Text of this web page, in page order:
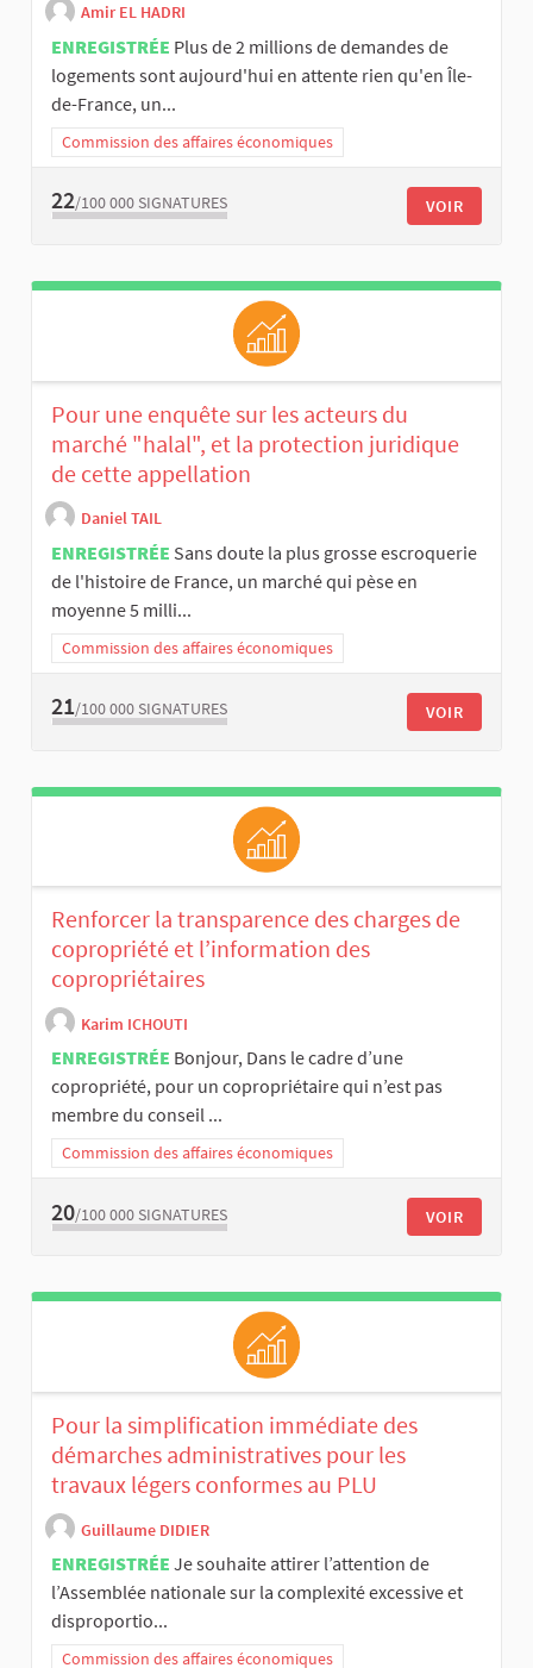
Amir EL HADRI
ENREGISTRÉE Plus de 2 millions de demandes de
logements sont aujourd'hui en attente rien qu'en Île-
de-France, un...
Commission des affaires économiques
22/100 000 SIGNATURES VOIR
Pour une enquête sur les acteurs du
marché "halal", et la protection juridique
de cette appellation
Daniel TAIL
ENREGISTRÉE Sans doute la plus grosse escroquerie
de l'histoire de France, un marché qui pèse en
moyenne 5 milli...
Commission des affaires économiques
21/100 000 SIGNATURES VOIR
Renforcer la transparence des charges de
copropriété et l’information des
copropriétaires
Karim ICHOUTI
ENREGISTRÉE Bonjour, Dans le cadre d’une
copropriété, pour un copropriétaire qui n’est pas
membre du conseil ...
Commission des affaires économiques
20/100 000 SIGNATURES VOIR
Pour la simplification immédiate des
démarches administratives pour les
travaux légers conformes au PLU
Guillaume DIDIER
ENREGISTRÉE Je souhaite attirer l’attention de
l’Assemblée nationale sur la complexité excessive et
disproportio...
Commission des affaires économiques